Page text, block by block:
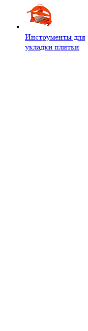
Инструменты для
укладки плитки